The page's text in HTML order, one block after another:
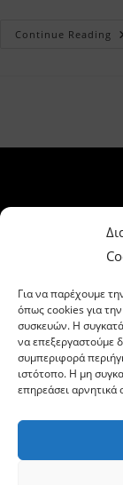
Για να παρέχουμε
όπως cookies για
συσκευών. Η
να επεξεργαστούμε
συμπεριφορά
ιστότοπο. Η μη
επηρεάσει αρνητικά
Continue Reading
Αρχική
Ελληνική
Ξένη